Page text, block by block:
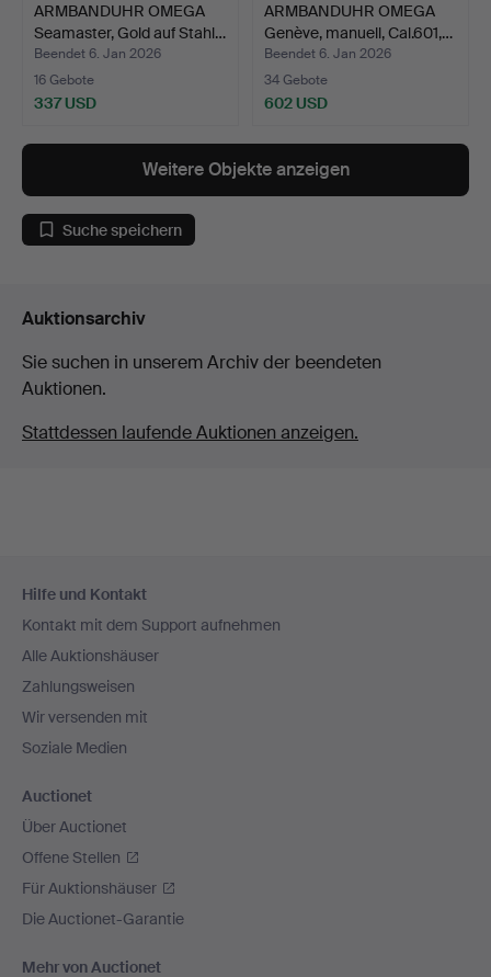
ARMBANDUHR OMEGA
Seamaster, Gold auf Stahl…
Beendet 6. Jan 2026
16 Gebote
337 USD
ARMBANDUHR OMEGA
Genève, manuell, Cal.601,…
Beendet 6. Jan 2026
34 Gebote
602 USD
Weitere Objekte anzeigen
Suche speichern
Auktionsarchiv
Sie suchen in unserem Archiv der beendeten
Auktionen.
Stattdessen laufende Auktionen anzeigen.
Navigation
Hilfe und Kontakt
Kontakt mit dem Support aufnehmen
Alle Auktionshäuser
Zahlungsweisen
Wir versenden mit
Soziale Medien
Auctionet
Über Auctionet
Offene Stellen
Für Auktionshäuser
Die Auctionet-Garantie
Mehr von Auctionet